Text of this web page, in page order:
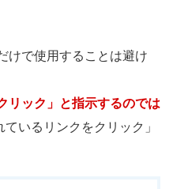
けで使用することは避け
リック」と指示するのでは
いるリンクをクリック」